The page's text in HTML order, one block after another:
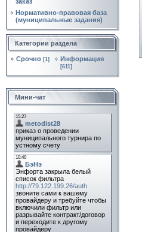
Нормативно‑правовая база
(муниципальные задания)
Категории раздела
Срочно [1] Информация
[611]
Мини-чат